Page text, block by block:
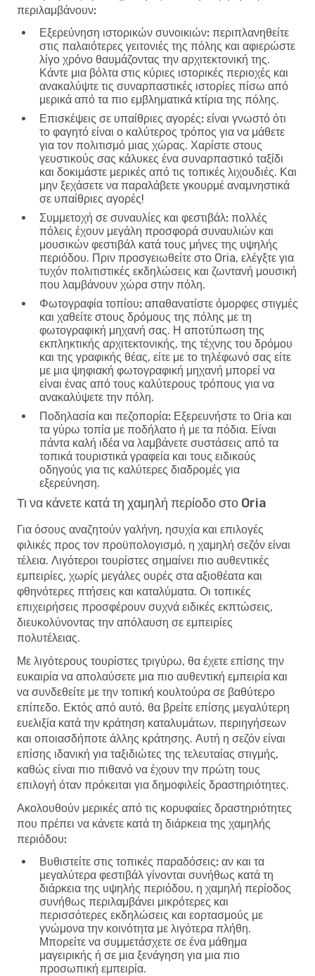
περιλαμβάνουν:
Εξερεύνηση ιστορικών συνοικιών: περιπλανηθείτε
στις παλαιότερες γειτονιές της πόλης και αφιερώστε
λίγο χρόνο θαυμάζοντας την αρχιτεκτονική της.
Κάντε μια βόλτα στις κύριες ιστορικές περιοχές και
ανακαλύψτε τις συναρπαστικές ιστορίες πίσω από
μερικά από τα πιο εμβληματικά κτίρια της πόλης.
Επισκέψεις σε υπαίθριες αγορές: είναι γνωστό ότι
το φαγητό είναι ο καλύτερος τρόπος για να μάθετε
για τον πολιτισμό μιας χώρας. Χαρίστε στους
γευστικούς σας κάλυκες ένα συναρπαστικό ταξίδι
και δοκιμάστε μερικές από τις τοπικές λιχουδιές. Και
μην ξεχάσετε να παραλάβετε γκουρμέ αναμνηστικά
σε υπαίθριες αγορές!
Συμμετοχή σε συναυλίες και φεστιβάλ: πολλές
πόλεις έχουν μεγάλη προσφορά συναυλιών και
μουσικών φεστιβάλ κατά τους μήνες της υψηλής
περιόδου. Πριν προσγειωθείτε στο Oria, ελέγξτε για
τυχόν πολιτιστικές εκδηλώσεις και ζωντανή μουσική
που λαμβάνουν χώρα στην πόλη.
Φωτογραφία τοπίου: απαθανατίστε όμορφες στιγμές
και χαθείτε στους δρόμους της πόλης με τη
φωτογραφική μηχανή σας. Η αποτύπωση της
εκπληκτικής αρχιτεκτονικής, της τέχνης του δρόμου
και της γραφικής θέας, είτε με το τηλέφωνό σας είτε
με μια ψηφιακή φωτογραφική μηχανή μπορεί να
είναι ένας από τους καλύτερους τρόπους για να
ανακαλύψετε την πόλη.
Ποδηλασία και πεζοπορία: Εξερευνήστε το Oria και
τα γύρω τοπία με ποδήλατο ή με τα πόδια. Είναι
πάντα καλή ιδέα να λαμβάνετε συστάσεις από τα
τοπικά τουριστικά γραφεία και τους ειδικούς
οδηγούς για τις καλύτερες διαδρομές για
εξερεύνηση.
Τι να κάνετε κατά τη χαμηλή περίοδο στο Oria
Για όσους αναζητούν γαλήνη, ησυχία και επιλογές
φιλικές προς τον προϋπολογισμό, η χαμηλή σεζόν είναι
τέλεια. Λιγότεροι τουρίστες σημαίνει πιο αυθεντικές
εμπειρίες, χωρίς μεγάλες ουρές στα αξιοθέατα και
φθηνότερες πτήσεις και καταλύματα. Οι τοπικές
επιχειρήσεις προσφέρουν συχνά ειδικές εκπτώσεις,
διευκολύνοντας την απόλαυση σε εμπειρίες
πολυτέλειας.
Με λιγότερους τουρίστες τριγύρω, θα έχετε επίσης την
ευκαιρία να απολαύσετε μια πιο αυθεντική εμπειρία και
να συνδεθείτε με την τοπική κουλτούρα σε βαθύτερο
επίπεδο. Εκτός από αυτό, θα βρείτε επίσης μεγαλύτερη
ευελιξία κατά την κράτηση καταλυμάτων, περιηγήσεων
και οποιασδήποτε άλλης κράτησης. Αυτή η σεζόν είναι
επίσης ιδανική για ταξιδιώτες της τελευταίας στιγμής,
καθώς είναι πιο πιθανό να έχουν την πρώτη τους
επιλογή όταν πρόκειται για δημοφιλείς δραστηριότητες.
Ακολουθούν μερικές από τις κορυφαίες δραστηριότητες
που πρέπει να κάνετε κατά τη διάρκεια της χαμηλής
περιόδου:
Βυθιστείτε στις τοπικές παραδόσεις: αν και τα
μεγαλύτερα φεστιβάλ γίνονται συνήθως κατά τη
διάρκεια της υψηλής περιόδου, η χαμηλή περίοδος
συνήθως περιλαμβάνει μικρότερες και
περισσότερες εκδηλώσεις και εορτασμούς με
γνώμονα την κοινότητα με λιγότερα πλήθη.
Μπορείτε να συμμετάσχετε σε ένα μάθημα
μαγειρικής ή σε μια ξενάγηση για μια πιο
προσωπική εμπειρία.